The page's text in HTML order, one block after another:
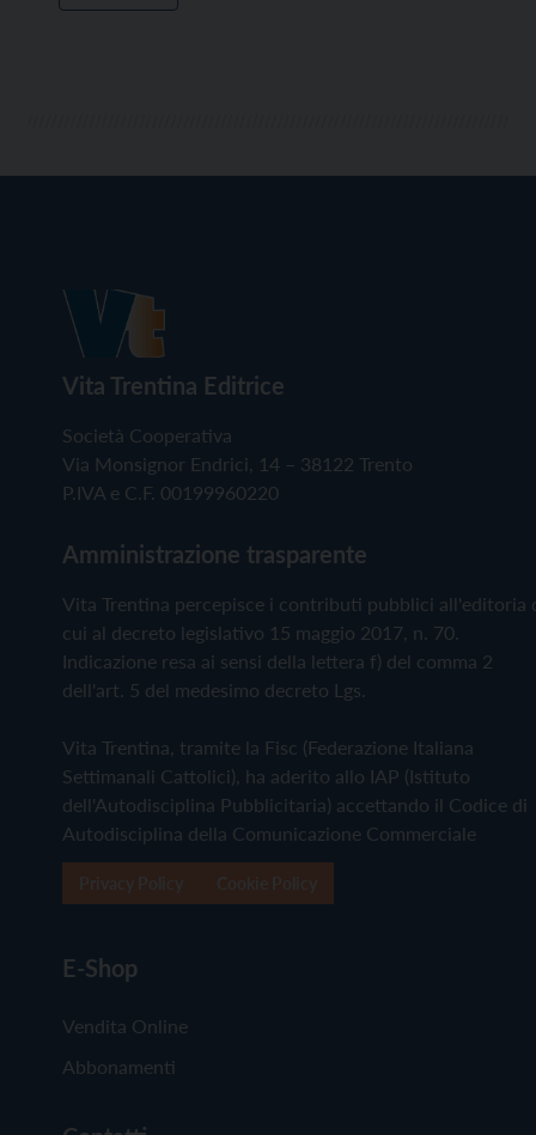
Vita Trentina Editrice
Società Cooperativa
Via Monsignor Endrici, 14 – 38122 Trento
P.IVA e C.F. 00199960220
Amministrazione trasparente
Vita Trentina percepisce i contributi pubblici all'editoria
cui al decreto legislativo 15 maggio 2017, n. 70.
Indicazione resa ai sensi della lettera f) del comma 2
dell'art. 5 del medesimo decreto Lgs.
Vita Trentina, tramite la Fisc (Federazione Italiana
Settimanali Cattolici), ha aderito allo IAP (Istituto
dell'Autodisciplina Pubblicitaria) accettando il Codice di
Autodisciplina della Comunicazione Commerciale
E-Shop
Vendita Online
Abbonamenti